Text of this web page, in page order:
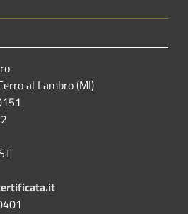
al Lambro (MI)